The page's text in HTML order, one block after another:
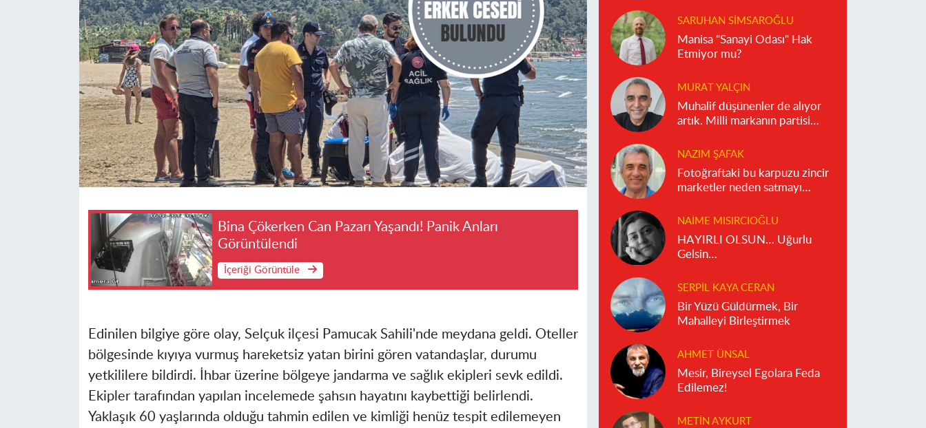
Bina Çökerken Can Pazarı Yaşandı! Panik Anları
Görüntülendi
İçeriği Görüntüle
Edinilen bilgiye göre olay, Selçuk ilçesi Pamucak Sahili'nde meydana geldi. Oteller
bölgesinde kıyıya vurmuş hareketsiz yatan birini gören vatandaşlar, durumu
yetkililere bildirdi. İhbar üzerine bölgeye jandarma ve sağlık ekipleri sevk edildi.
Ekipler tarafından yapılan incelemede şahsın hayatını kaybettiği belirlendi.
Yaklaşık 60 yaşlarında olduğu tahmin edilen ve kimliği henüz tespit edilemeyen
SARUHAN SIMSAROĞLU
Manisa "Sanayi Odası" Hak
Etmiyor mu?
MURAT YALÇIN
Muhalif düşünenler de alıyor
artık. Milli markanın partisi
NAZIM ŞAFAK
Fotoğraftaki bu karpuzu zincir
marketler neden satmayı
NAIME MISIRCIOĞLU
HAYIRLI OLSUN… Uğurlu
Gelsin…
SERPIL KAYA CERAN
Bir Yüzü Güldürmek, Bir
Mahalleyi Birleştirmek
AHMET ÜNSAL
Mesir, Bireysel Egolara Feda
Edilemez!
METIN AYKURT